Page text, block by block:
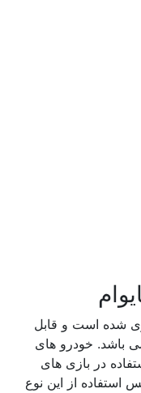
شده است و قابل
باشد. خودرو های
در بازی های
استفاده از این نوع